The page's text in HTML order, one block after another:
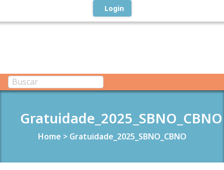
Login
Gratuidade_2025_SBNO_CBNO
Home > Gratuidade_2025_SBNO_CBNO